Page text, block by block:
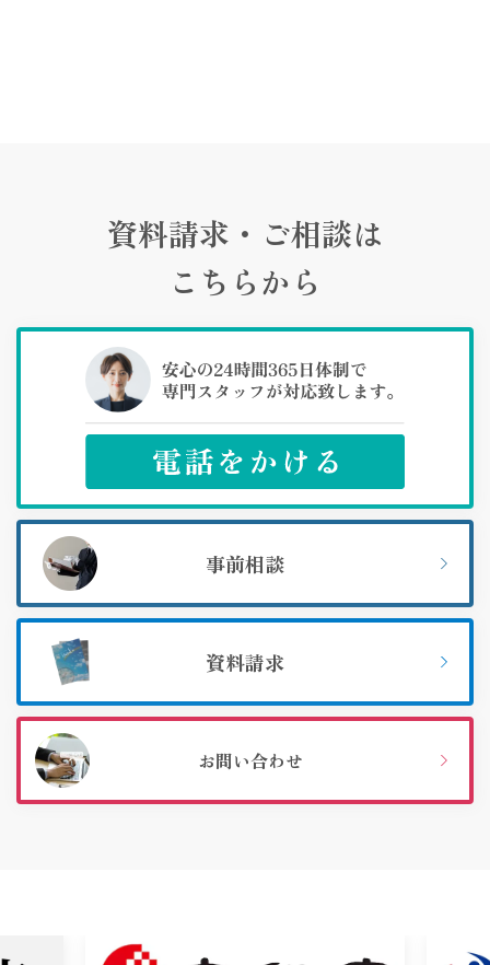
資料請求・ご相談は
こちらから
事前相談
資料請求
お問い合わせ